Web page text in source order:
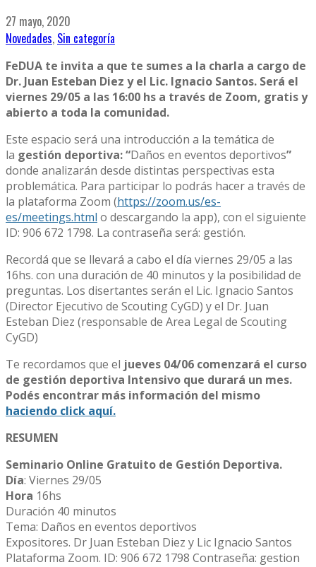
27 mayo, 2020
Novedades, Sin categoría
FeDUA te invita a que te sumes a la charla a cargo de
Dr. Juan Esteban Diez y el Lic. Ignacio Santos. Será el
viernes 29/05 a las 16:00 hs a través de Zoom, gratis y
abierto a toda la comunidad.
Este espacio será una introducción a la temática de
la gestión deportiva: “Daños en eventos deportivos”
donde analizarán desde distintas perspectivas esta
problemática. Para participar lo podrás hacer a través de
la plataforma Zoom (https://zoom.us/es-
es/meetings.html o descargando la app), con el siguiente
ID: 906 672 1798. La contraseña será: gestión.
Recordá que se llevará a cabo el día viernes 29/05 a las
16hs. con una duración de 40 minutos y la posibilidad de
preguntas. Los disertantes serán el Lic. Ignacio Santos
(Director Ejecutivo de Scouting CyGD) y el Dr. Juan
Esteban Diez (responsable de Area Legal de Scouting
CyGD)
Te recordamos que el jueves 04/06 comenzará el curso
de gestión deportiva Intensivo que durará un mes.
Podés encontrar más información del mismo
haciendo click aquí.
RESUMEN
Seminario Online Gratuito de Gestión Deportiva.
Día: Viernes 29/05
Hora 16hs
Duración 40 minutos
Tema: Daños en eventos deportivos
Expositores. Dr Juan Esteban Diez y Lic Ignacio Santos
Plataforma Zoom. ID: 906 672 1798 Contraseña: gestion